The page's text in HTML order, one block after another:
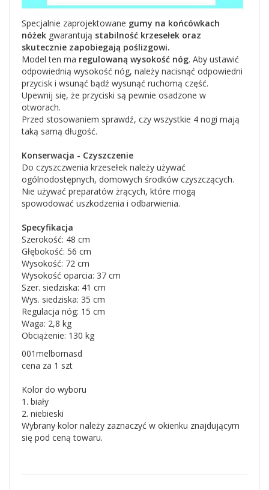
Specjalnie zaprojektowane gumy na końcówkach
nóżek gwarantują stabilność krzesełek oraz
skutecznie zapobiegają poślizgowi.
Model ten ma regulowaną wysokość nóg. Aby ustawić
odpowiednią wysokość nóg, należy nacisnąć odpowiedni
przycisk i wsunąć bądź wysunąć ruchomą część.
Upewnij się, że przyciski są pewnie osadzone w
otworach.
Przed stosowaniem sprawdź, czy wszystkie 4 nogi mają
taką samą długość.
Konserwacja - Czyszczenie
Do czyszczwenia krzesełek należy używać
ogólnodostępnych, domowych środków czyszczących.
Nie używać preparatów żrących, które mogą
spowodować uszkodzenia i odbarwienia.
Specyfikacja
Szerokość: 48 cm
Głębokość: 56 cm
Wysokość: 72 cm
Wysokość oparcia: 37 cm
Szer. siedziska: 41 cm
Wys. siedziska: 35 cm
Regulacja nóg: 15 cm
Waga: 2,8 kg
Obciążenie: 130 kg
001melbornasd
cena za 1 szt
Kolor do wyboru
1. biały
2. niebieski
Wybrany kolor należy zaznaczyć w okienku znajdującym
się pod ceną towaru.